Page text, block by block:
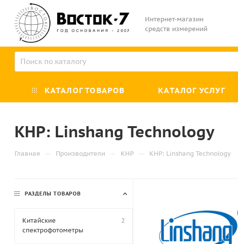
Интернет-магазин
средств измерений
КАТАЛОГ ТОВАРОВ КАТАЛОГ УСЛУГ
КНР: Linshang Technology
Главная — Производители — КНР — КНР: Linshang Technology
РАЗДЕЛЫ ТОВАРОВ
Китайские
спектрофотометры
2